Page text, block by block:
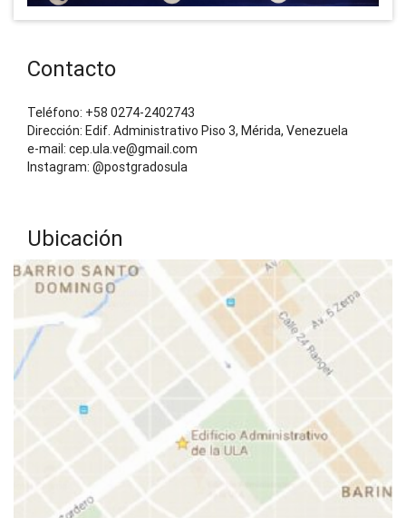
Contacto
Teléfono: +58 0274-2402743
Dirección: Edif. Administrativo Piso 3, Mérida, Venezuela
e-mail: cep.ula.ve@gmail.com
Instagram: @postgradosula
Ubicación